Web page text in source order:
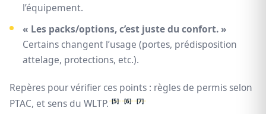
l’équipement.
« Les packs/options, c’est juste du confort. »
Certains changent l’usage (portes, prédisposition
attelage, protections, etc.).
Repères pour vérifier ces points : règles de permis selon
PTAC, et sens du WLTP. [5] [6] [7]